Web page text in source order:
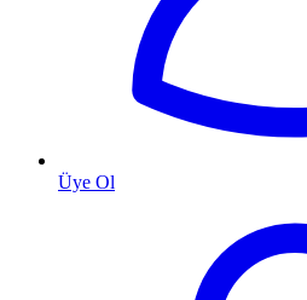
Üye Ol